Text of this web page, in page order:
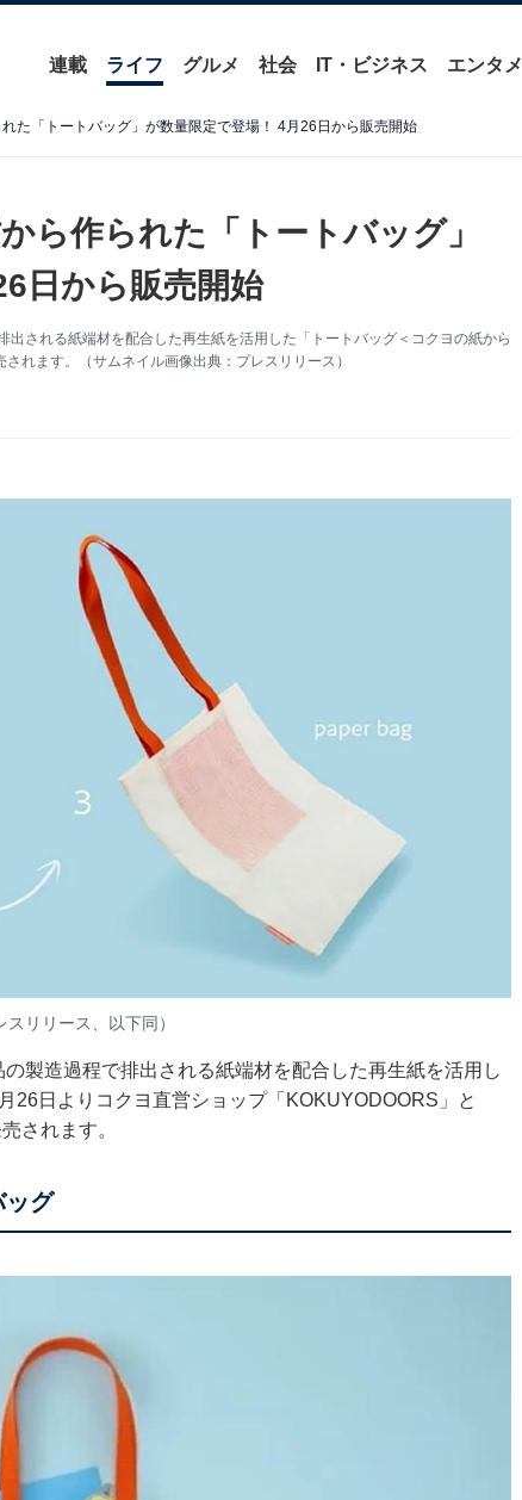
連載 ライフ グルメ 社会 IT・ビジネス エンタメ
た「トートバッグ」が数量限定で登場！ 4月26日から販売開始
ら作られた「トートバッグ」
日から販売開始
される紙端材を配合した再生紙を活用した「トートバッグ＜コクヨの紙から
れます。（サムネイル画像出典：プレスリリース）
リリース、以下同）
製造過程で排出される紙端材を配合した再生紙を活用し
26日よりコクヨ直営ショップ「KOKUYODOORS」と
されます。
ッグ